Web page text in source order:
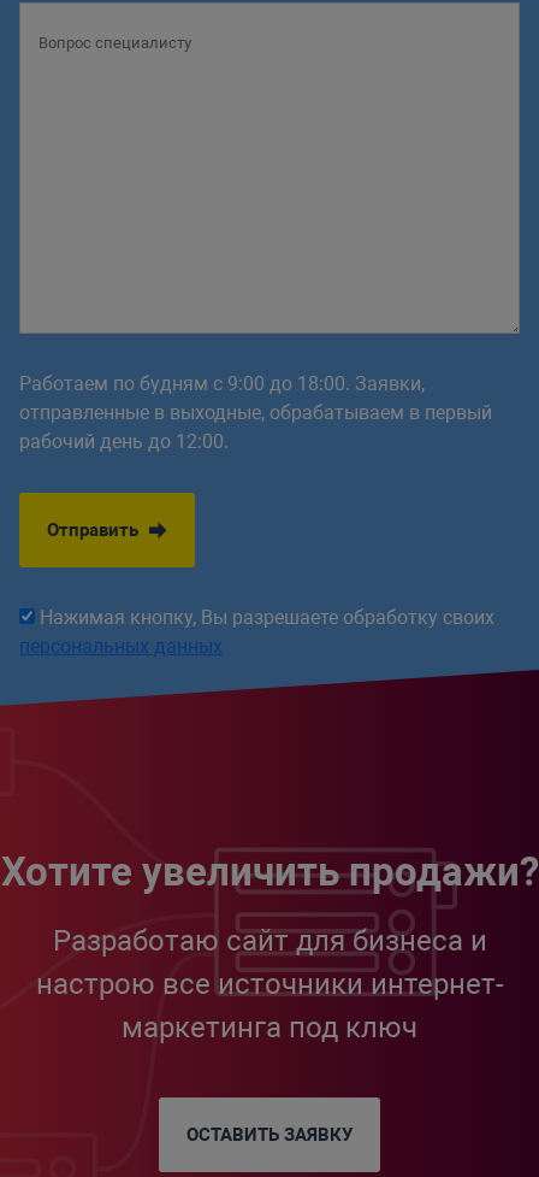
Работаем по будням с 9:00 до 18:00. Заявки,
отправленные в выходные, обрабатываем в первый
рабочий день до 12:00.
Отправить
Нажимая кнопку, Вы разрешаете обработку своих
персональных данных
Хотите увеличить продажи?
Разработаю сайт для бизнеса и
настрою все источники интернет-
маркетинга под ключ
ОСТАВИТЬ ЗАЯВКУ